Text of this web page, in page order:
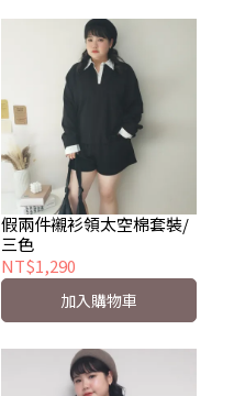
假兩件襯衫領太空棉套裝/
三色
NT$1,290
加入購物車